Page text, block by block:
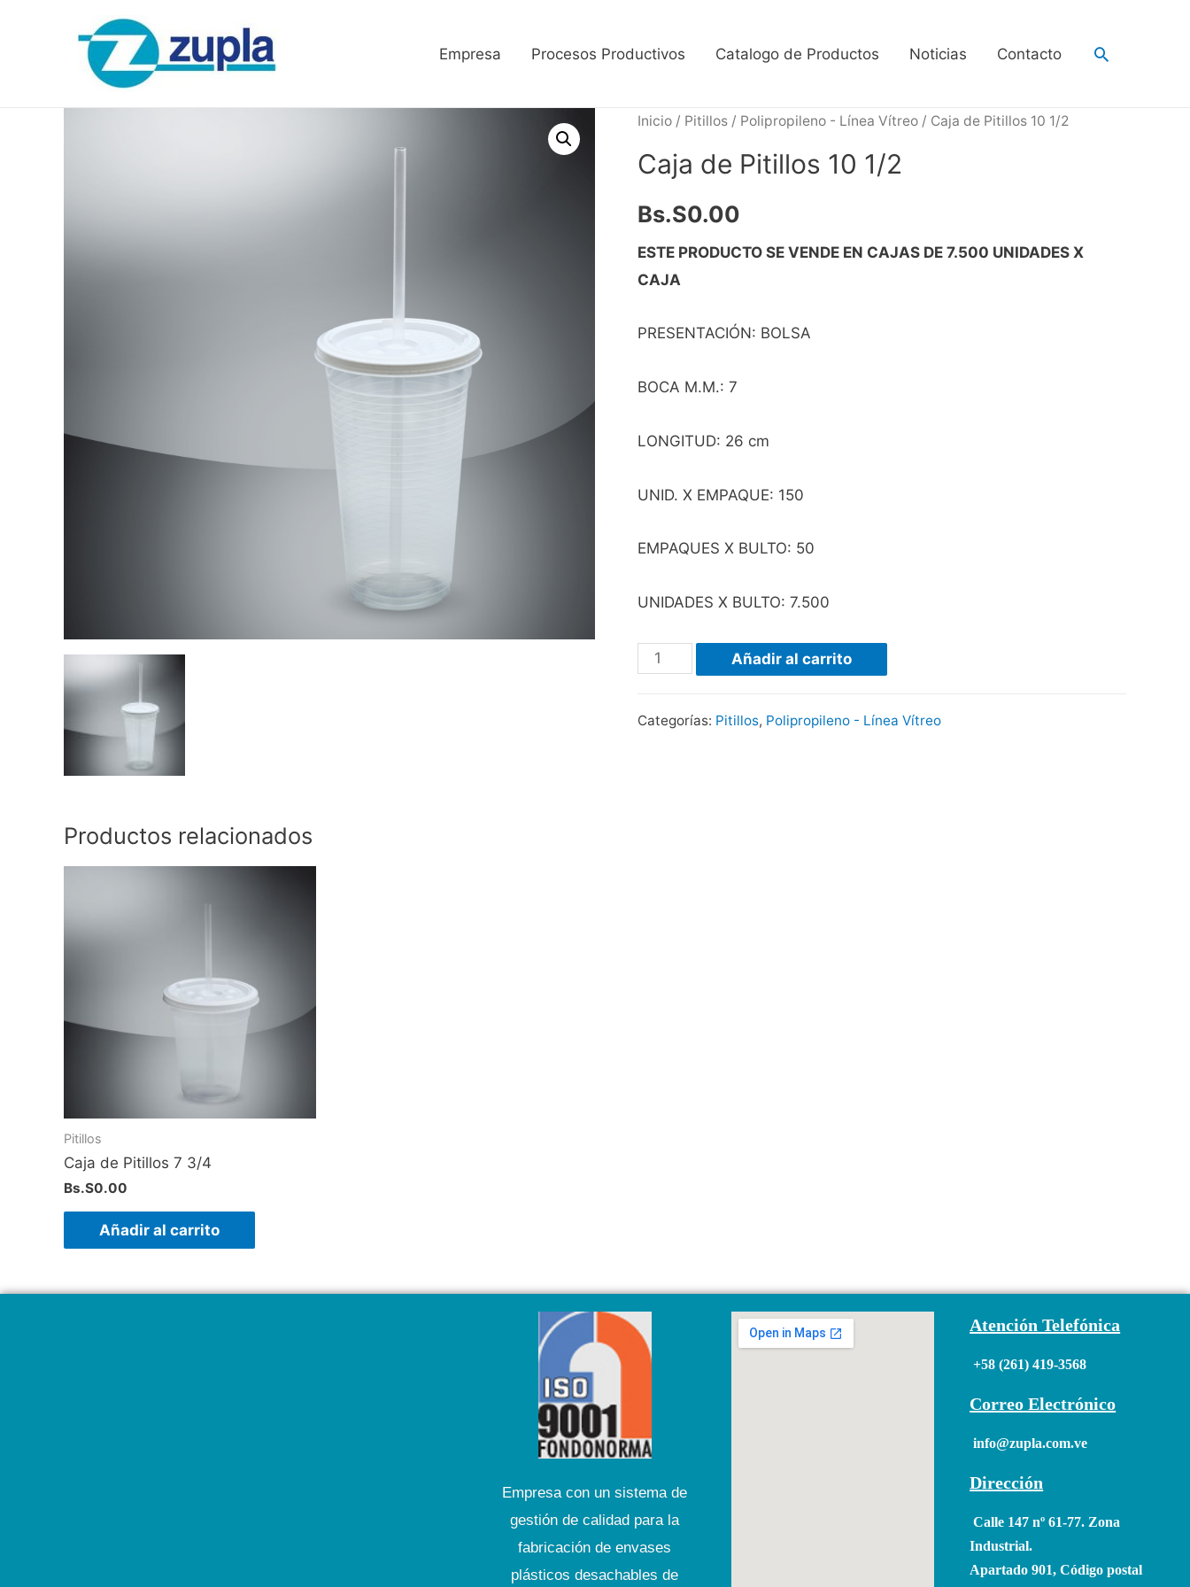
Empresa Procesos Productivos Catalogo de Productos Noticias Contacto
Inicio / Pitillos / Polipropileno - Línea Vítreo / Caja de Pitillos 10 1/2
Caja de Pitillos 10 1/2
Bs.S0.00
ESTE PRODUCTO SE VENDE EN CAJAS DE 7.500 UNIDADES X
CAJA
PRESENTACIÓN: BOLSA
BOCA M.M.: 7
LONGITUD: 26 cm
UNID. X EMPAQUE: 150
EMPAQUES X BULTO: 50
UNIDADES X BULTO: 7.500
Añadir al carrito
Categorías: Pitillos, Polipropileno - Línea Vítreo
Productos relacionados
Pitillos
Caja de Pitillos 7 3/4
Bs.S0.00
Añadir al carrito
Empresa con un sistema de
gestión de calidad para la
fabricación de envases
plásticos desachables de
Atención Telefónica
+58 (261) 419-3568
Correo Electrónico
info@zupla.com.ve
Dirección
Calle 147 nº 61-77. Zona
Industrial.
Apartado 901, Código postal